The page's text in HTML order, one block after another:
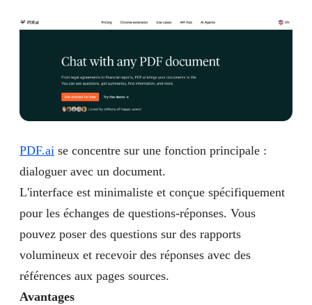
PDF.ai se concentre sur une fonction principale :
dialoguer avec un document.
L'interface est minimaliste et conçue spécifiquement
pour les échanges de questions-réponses. Vous
pouvez poser des questions sur des rapports
volumineux et recevoir des réponses avec des
références aux pages sources.
Avantages